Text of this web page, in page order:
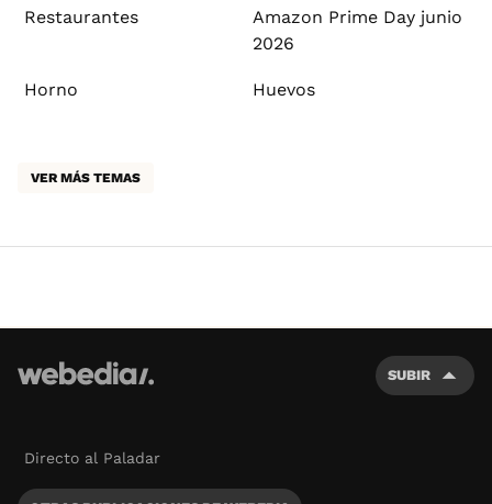
Restaurantes
Amazon Prime Day junio
2026
Horno Huevos
VER MÁS TEMAS
SUBIR
Directo al Paladar